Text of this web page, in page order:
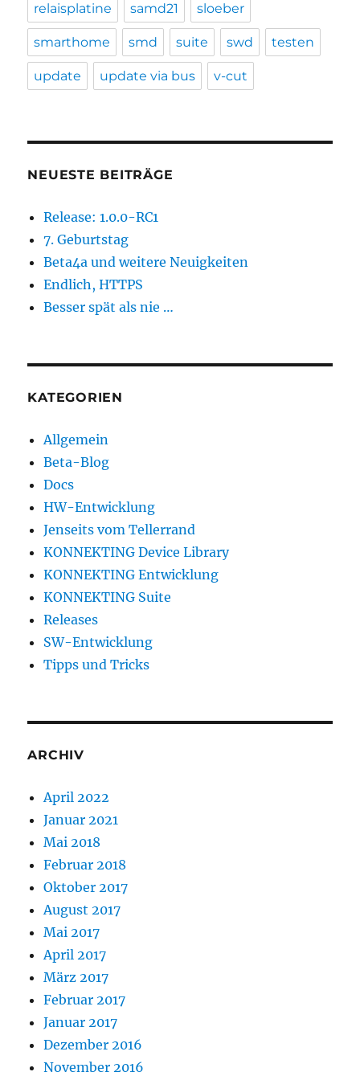
relaisplatine samd21 sloeber
smarthome smd suite swd testen
update update via bus v-cut
NEUESTE BEITRÄGE
Release: 1.0.0-RC1
7. Geburtstag
Beta4a und weitere Neuigkeiten
Endlich, HTTPS
Besser spät als nie …
KATEGORIEN
Allgemein
Beta-Blog
Docs
HW-Entwicklung
Jenseits vom Tellerrand
KONNEKTING Device Library
KONNEKTING Entwicklung
KONNEKTING Suite
Releases
SW-Entwicklung
Tipps und Tricks
ARCHIV
April 2022
Januar 2021
Mai 2018
Februar 2018
Oktober 2017
August 2017
Mai 2017
April 2017
März 2017
Februar 2017
Januar 2017
Dezember 2016
November 2016